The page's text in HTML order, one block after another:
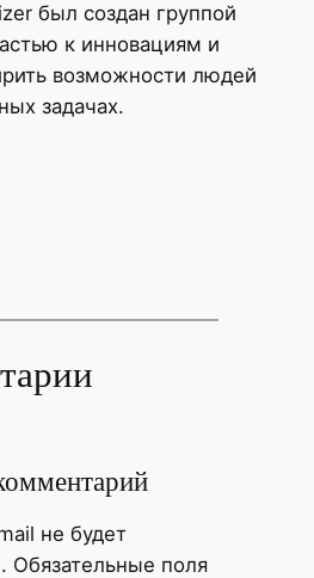
был создан группой
к инновациям и
возможности людей
задачах.
не будет
Обязательные поля